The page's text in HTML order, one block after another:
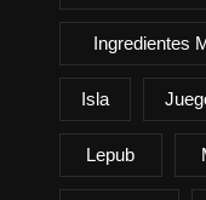
Ingredientes
Isla
Lepub